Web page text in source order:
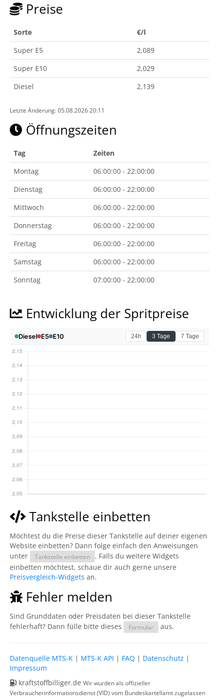
Preise
Sorte
€/l
Super E5
2,089
Super E10
2,029
Diesel
2,139
Letzte Änderung: 05.08.2026 20:11
Öffnungszeiten
Tag
Zeiten
Montag
06:00:00 - 22:00:00
Dienstag
06:00:00 - 22:00:00
Mittwoch
06:00:00 - 22:00:00
Donnerstag
06:00:00 - 22:00:00
Freitag
06:00:00 - 22:00:00
Samstag
06:00:00 - 22:00:00
Sonntag
07:00:00 - 22:00:00
Entwicklung der Spritpreise
Tankstelle einbetten
Möchtest du die Preise dieser Tankstelle auf deiner eigenen
Website einbetten? Dann folge einfach den Anweisungen
unter
Tankstelle einbetten
. Falls du weitere Widgets
einbetten möchtest, schaue dir auch gerne unsere
Preisvergleich-Widgets an.
Fehler melden
Sind Grunddaten oder Preisdaten bei dieser Tankstelle
fehlerhaft? Dann fülle bitte dieses
Formular aus.
Datenquelle MTS-K | MTS-K API | FAQ | Datenschutz |
Impressum
kraftstoffbilliger.de Wir wurden als offizieller
Verbraucherinformationsdienst (VID) vom Bundeskartellamt zugelassen